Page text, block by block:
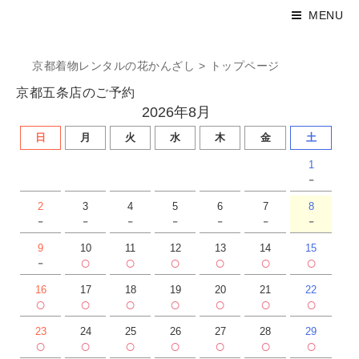
MENU
京都着物レンタルの花かんざし > トップページ
京都五条店のご予約
2026年8月
日 月 火 水 木 金 土
1
-
2
-
3
-
4
-
5
-
6
-
7
-
8
-
9
-
10
○
11
○
12
○
13
○
14
○
15
○
16
○
17
○
18
○
19
○
20
○
21
○
22
○
23
○
24
○
25
○
26
○
27
○
28
○
29
○